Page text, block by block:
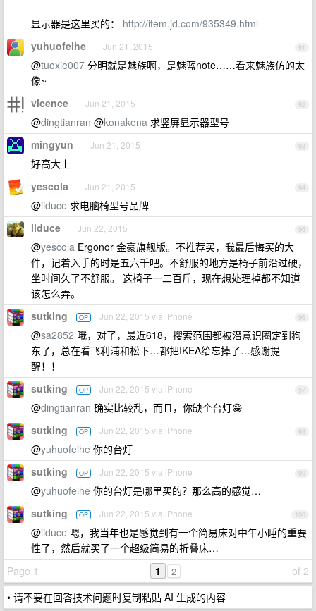
显示器是这里买的： http://item.jd.com/935349.html
91
yuhuofeihe Jun 21, 2015
@tuoxie007 分明就是魅族啊，是魅蓝note……看来魅族仿的太
像~
92
vicence Jun 21, 2015
@dingtianran @konakona 求竖屏显示器型号
93
mingyun Jun 21, 2015
好高大上
94
yescola Jun 21, 2015
@iiduce 求电脑椅型号品牌
95
iiduce Jun 22, 2015
@yescola Ergonor 金豪旗舰版。不推荐买，我最后悔买的大
件，记着入手的时是五六千吧。不舒服的地方是椅子前沿过硬，
坐时间久了不舒服。 这椅子一二百斤，现在想处理掉都不知道
该怎么弄。
96
sutking OP Jun 22, 2015 via iPhone
@sa2852 哦，对了，最近618，搜索范围都被潜意识圈定到狗
东了，总在看飞利浦和松下…都把IKEA给忘掉了…感谢提
醒！！
97
sutking OP Jun 22, 2015 via iPhone
@dingtianran 确实比较乱，而且，你缺个台灯😁
98
sutking OP Jun 22, 2015 via iPhone
@yuhuofeihe 你的台灯
99
sutking OP Jun 22, 2015 via iPhone
@yuhuofeihe 你的台灯是哪里买的？那么高的感觉…
100
sutking OP Jun 22, 2015 via iPhone
@iiduce 嗯，我当年也是感觉到有一个简易床对中午小睡的重要
性了，然后就买了一个超级简易的折叠床…
Page 1
of 2
1 2
• 请不要在回答技术问题时复制粘贴 AI 生成的内容